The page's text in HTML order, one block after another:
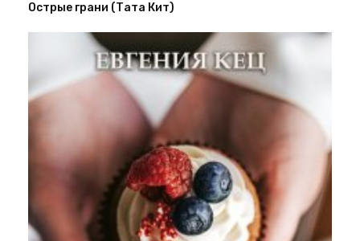
Острые грани (Тата Кит)